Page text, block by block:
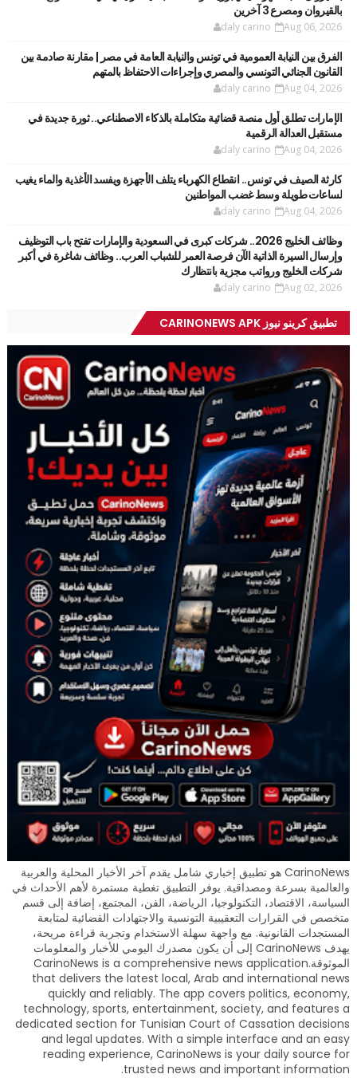
بالقيروان ومصرع 3 آخرين
daly carino Aug 06, 2026
الفرق بين النيابة العمومية في تونس والنيابة العامة في مصر | مقارنة صادمة بين
القانون الجنائي التونسي والمصري وإجراءات الاحتفاظ بالمتهم
daly carino Aug 04, 2026
الإمارات تطلق أول منصة قضائية متكاملة بالذكاء الاصطناعي.. ثورة جديدة في
مستقبل العدالة الرقمية
daly carino Aug 04, 2026
كارثة الصيف في تونس.. انقطاع الكهرباء يتلف الأجهزة ويفسد الأغذية والماء يغيب
لساعات طويلة وسط غضب المواطنين
daly carino Aug 04, 2026
وظائف الخليج 2026.. شركات كبرى في السعودية والإمارات تفتح باب التوظيف
وإرسال السيرة الذاتية الآن فرصة العمر للشباب العرب.. وظائف شاغرة في أكبر
شركات الخليج ورواتب مجزية بانتظارك
daly carino Aug 02, 2026
تطبيق كرينو نيوز CARINONEWS APK
CarinoNews هو تطبيق إخباري شامل يقدم آخر الأخبار المحلية والعربية
والعالمية بسرعة ومصداقية. يوفر التطبيق تغطية مستمرة لأهم الأحداث في
السياسة، الاقتصاد، التكنولوجيا، الرياضة، الفن، المجتمع، إضافة إلى قسم
متخصص في القرارات التعقيبية التونسية والاجتهادات القضائية لمتابعة
المستجدات القانونية. مع واجهة سهلة الاستخدام وتجربة قراءة مريحة،
يهدف CarinoNews إلى أن يكون مصدرك اليومي للأخبار والمعلومات
الموثوقة.CarinoNews is a comprehensive news application
that delivers the latest local, Arab and international news
quickly and reliably. The app covers politics, economy,
technology, sports, entertainment, society, and features a
dedicated section for Tunisian Court of Cassation decisions
and legal updates. With a simple interface and an easy
reading experience, CarinoNews is your daily source for
trusted news and important information.